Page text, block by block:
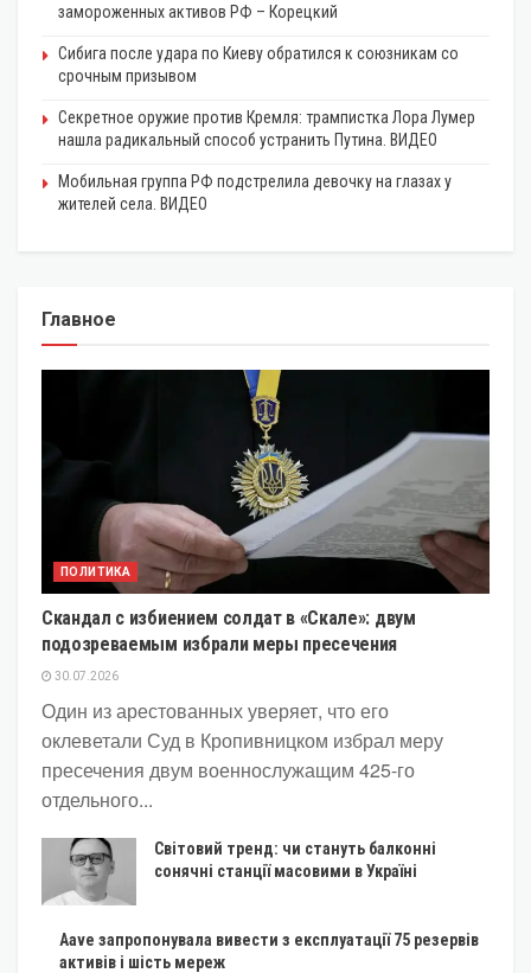
замороженных активов РФ – Корецкий
Сибига после удара по Киеву обратился к союзникам со
срочным призывом
Секретное оружие против Кремля: трампистка Лора Лумер
нашла радикальный способ устранить Путина. ВИДЕО
Мобильная группа РФ подстрелила девочку на глазах у
жителей села. ВИДЕО
Главное
ПОЛИТИКА
Скандал с избиением солдат в «Скале»: двум
подозреваемым избрали меры пресечения
30.07.2026
Один из арестованных уверяет, что его
оклеветали Суд в Кропивницком избрал меру
пресечения двум военнослужащим 425-го
отдельного...
Світовий тренд: чи стануть балконні
сонячні станції масовими в Україні
Aave запропонувала вивести з експлуатації 75 резервів
активів і шість мереж